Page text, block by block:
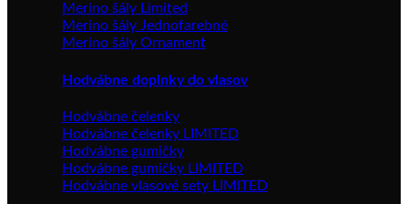
Merino šály Limited
Merino šály Jednofarebné
Merino šály Ornament
Hodvábne doplnky do vlasov
Hodvábne čelenky
Hodvábne čelenky LIMITED
Hodvábne gumičky
Hodvábne gumičky LIMITED
Hodvábne vlasové sety LIMITED